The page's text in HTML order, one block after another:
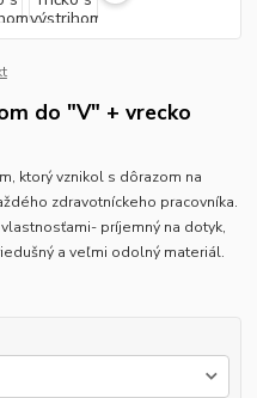
do "V" + vrecko
ktorý vznikol s dôrazom na
zdravotníckeho pracovníka.
príjemný na dotyk,
a veľmi odolný materiál.